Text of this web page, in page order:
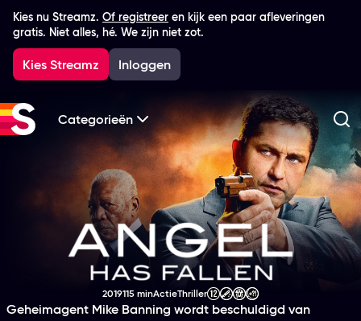
Kies nu Streamz. Of registreer en kijk een paar afleveringen
gratis. Niet alles, hé. We zijn niet zot.
Kies Streamz Inloggen
Categorieën
Angel Has Fallen
Productiejaar
2019 Tijdsduur
115 min Genre
Actie Genre
Thriller
Leeftijdsclassificatie
Geheimagent Mike Banning wordt beschuldigd van